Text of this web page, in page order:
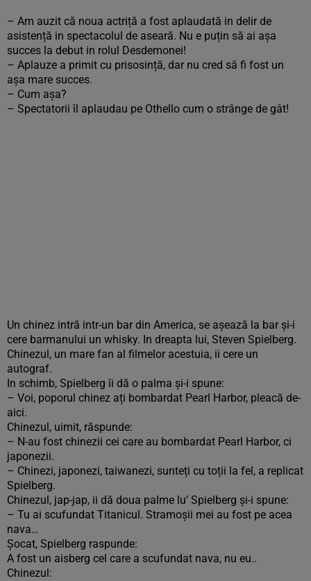
– Am auzit că noua actriță a fost aplaudată in delir de
asistență in spectacolul de aseară. Nu e puțin să ai așa
succes la debut in rolul Desdemonei!
– Aplauze a primit cu prisosință, dar nu cred să fi fost un
așa mare succes.
– Cum așa?
– Spectatorii îl aplaudau pe Othello cum o strânge de gât!
Un chinez intră intr-un bar din America, se așează la bar și-i
cere barmanului un whisky. In dreapta lui, Steven Spielberg.
Chinezul, un mare fan al filmelor acestuia, ii cere un
autograf.
In schimb, Spielberg îi dă o palma și-i spune:
– Voi, poporul chinez ați bombardat Pearl Harbor, pleacă de-
aici.
Chinezul, uimit, răspunde:
– N-au fost chinezii cei care au bombardat Pearl Harbor, ci
japonezii.
– Chinezi, japonezi, taiwanezi, sunteți cu toții la fel, a replicat
Spielberg.
Chinezul, jap-jap, ii dă doua palme lu’ Spielberg și-i spune:
– Tu ai scufundat Titanicul. Stramoșii mei au fost pe acea
nava…
Șocat, Spielberg raspunde:
A fost un aisberg cel care a scufundat nava, nu eu..
Chinezul: